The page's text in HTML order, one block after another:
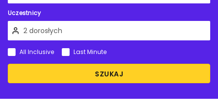
Uczestnicy
SZUKAJ
All Inclusive Last Minute